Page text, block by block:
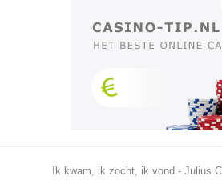
Ik kwam, ik zocht, ik vond - Julius